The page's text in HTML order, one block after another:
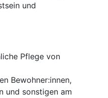
und
Pflege von
Bewohner:innen,
und sonstigen am